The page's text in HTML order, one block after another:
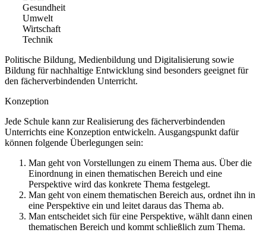
Gesundheit
Umwelt
Wirtschaft
Technik
Politische Bildung, Medienbildung und Digitalisierung sowie
Bildung für nachhaltige Entwicklung sind besonders geeignet für
den fächerverbindenden Unterricht.
Konzeption
Jede Schule kann zur Realisierung des fächerverbindenden
Unterrichts eine Konzeption entwickeln. Ausgangspunkt dafür
können folgende Überlegungen sein:
Man geht von Vorstellungen zu einem Thema aus. Über die
Einordnung in einen thematischen Bereich und eine
Perspektive wird das konkrete Thema festgelegt.
Man geht von einem thematischen Bereich aus, ordnet ihn in
eine Perspektive ein und leitet daraus das Thema ab.
Man entscheidet sich für eine Perspektive, wählt dann einen
thematischen Bereich und kommt schließlich zum Thema.